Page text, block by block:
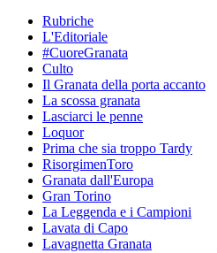
Rubriche
L'Editoriale
#CuoreGranata
Culto
Il Granata della porta accanto
La scossa granata
Lasciarci le penne
Loquor
Prima che sia troppo Tardy
RisorgimenToro
Granata dall'Europa
Gran Torino
La Leggenda e i Campioni
Lavata di Capo
Lavagnetta Granata